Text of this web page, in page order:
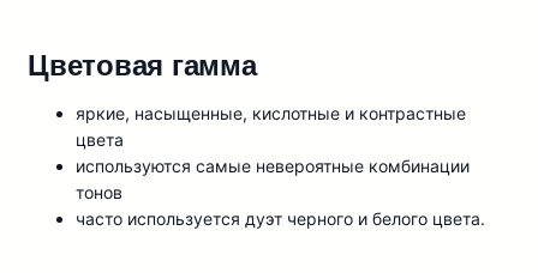
Цветовая гамма
яркие, насыщенные, кислотные и контрастные
цвета
используются самые невероятные комбинации
тонов
часто используется дуэт черного и белого цвета.